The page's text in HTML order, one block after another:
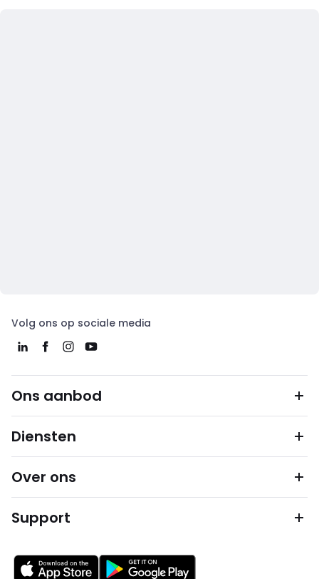
Volg ons op sociale media
Ons aanbod
Diensten
Over ons
Support